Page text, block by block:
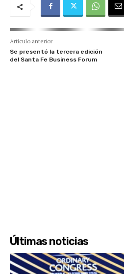
Artículo anterior
Se presentó la tercera edición
del Santa Fe Business Forum
Últimas noticias